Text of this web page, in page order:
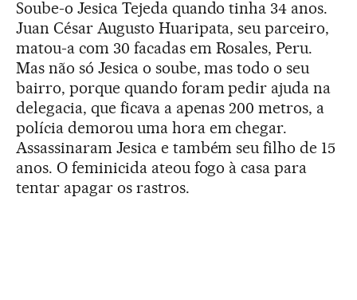
Soube-o Jesica Tejeda quando tinha 34 anos.
Juan César Augusto Huaripata, seu parceiro,
matou-a com 30 facadas em Rosales, Peru.
Mas não só Jesica o soube, mas todo o seu
bairro, porque quando foram pedir ajuda na
delegacia, que ficava a apenas 200 metros, a
polícia demorou uma hora em chegar.
Assassinaram Jesica e também seu filho de 15
anos. O feminicida ateou fogo à casa para
tentar apagar os rastros.